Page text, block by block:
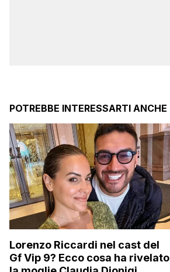
POTREBBE INTERESSARTI ANCHE
Lorenzo Riccardi nel cast del
Gf Vip 9? Ecco cosa ha rivelato